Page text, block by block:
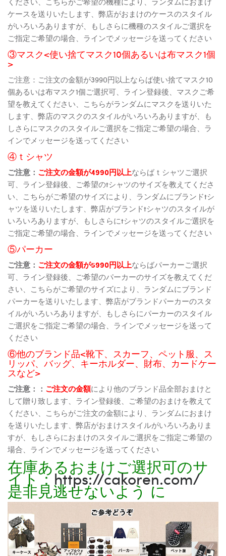
ケースを送りいたします、弊店がおまけのケースのスタイル
がいろいろありますが、もしさらに機種のスタイルご選択を
ご指定ご希望の場合、ラインでメッセージを送ってください
③マスク<使い捨てマスク10個あるいは布マスク1個
>
ご注意：ご注文の金額が3990円以上ならば使い捨てマスク10
個あるいは布マスク1個ご選択可、ライン登録後、マスクご希
望を教えてください、こちらがランダムにマスクを送りいた
します、弊店のマスクのスタイルがいろいろありますが、も
しさらにマスクのスタイルご選択をご指定ご希望の場合、ラ
インでメッセージを送ってください
④ｔシャツ
ご注意： ご注文の金額が4990円以上ならばｔシャツご選択
可、ライン登録後、ご希望のtシャツのサイズを教えてくださ
い、こちらがご希望のサイズにより、ランダムにブランドtシ
ャツを送りいたします、弊店がブランドtシャツのスタイルが
いろいろありますが、もしさらにtシャツのスタイルご選択を
ご指定ご希望の場合、ラインでメッセージを送ってください
⑤パーカー
ご注意： ご注文の金額が5990円以上ならばパーカーご選択
可、ライン登録後、ご希望のパーカーのサイズを教えてくだ
さい、こちらがご希望のサイズにより、ランダムにブランド
パーカーを送りいたします、弊店がブランドパーカーのスタ
イルがいろいろありますが、もしさらにパーカーのスタイル
ご選択をご指定ご希望の場合、ラインでメッセージを送って
ください
⑥他のブランド品<靴下、スカーフ、ペット服、ス
リッパ、バッグ、キーホルダー、財布、カードケー
スなど>
ご注意：： ご注文の金額により他のブランド品全部おまけと
して贈り致します、ライン登録後、ご希望のおまけを教えて
ください、こちらがご注文の金額により、ランダムにおまけ
を送りいたします、弊店がおまけスタイルがいろいろありま
すが、もしさらにおまけのスタイルご選択をご指定ご希望の
場合、ラインでメッセージを送ってください
在庫あるおまけご選択可のサ
イト：https://cakoren.com/
是非見逃せないよう に